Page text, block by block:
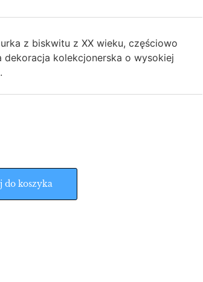
z biskwitu z XX wieku, częściowo
dekoracja kolekcjonerska o wysokiej
do koszyka